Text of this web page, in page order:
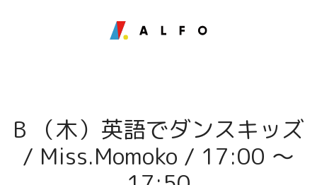
B （木）英語でダンスキッズ
/ Miss.Momoko / 17:00 〜